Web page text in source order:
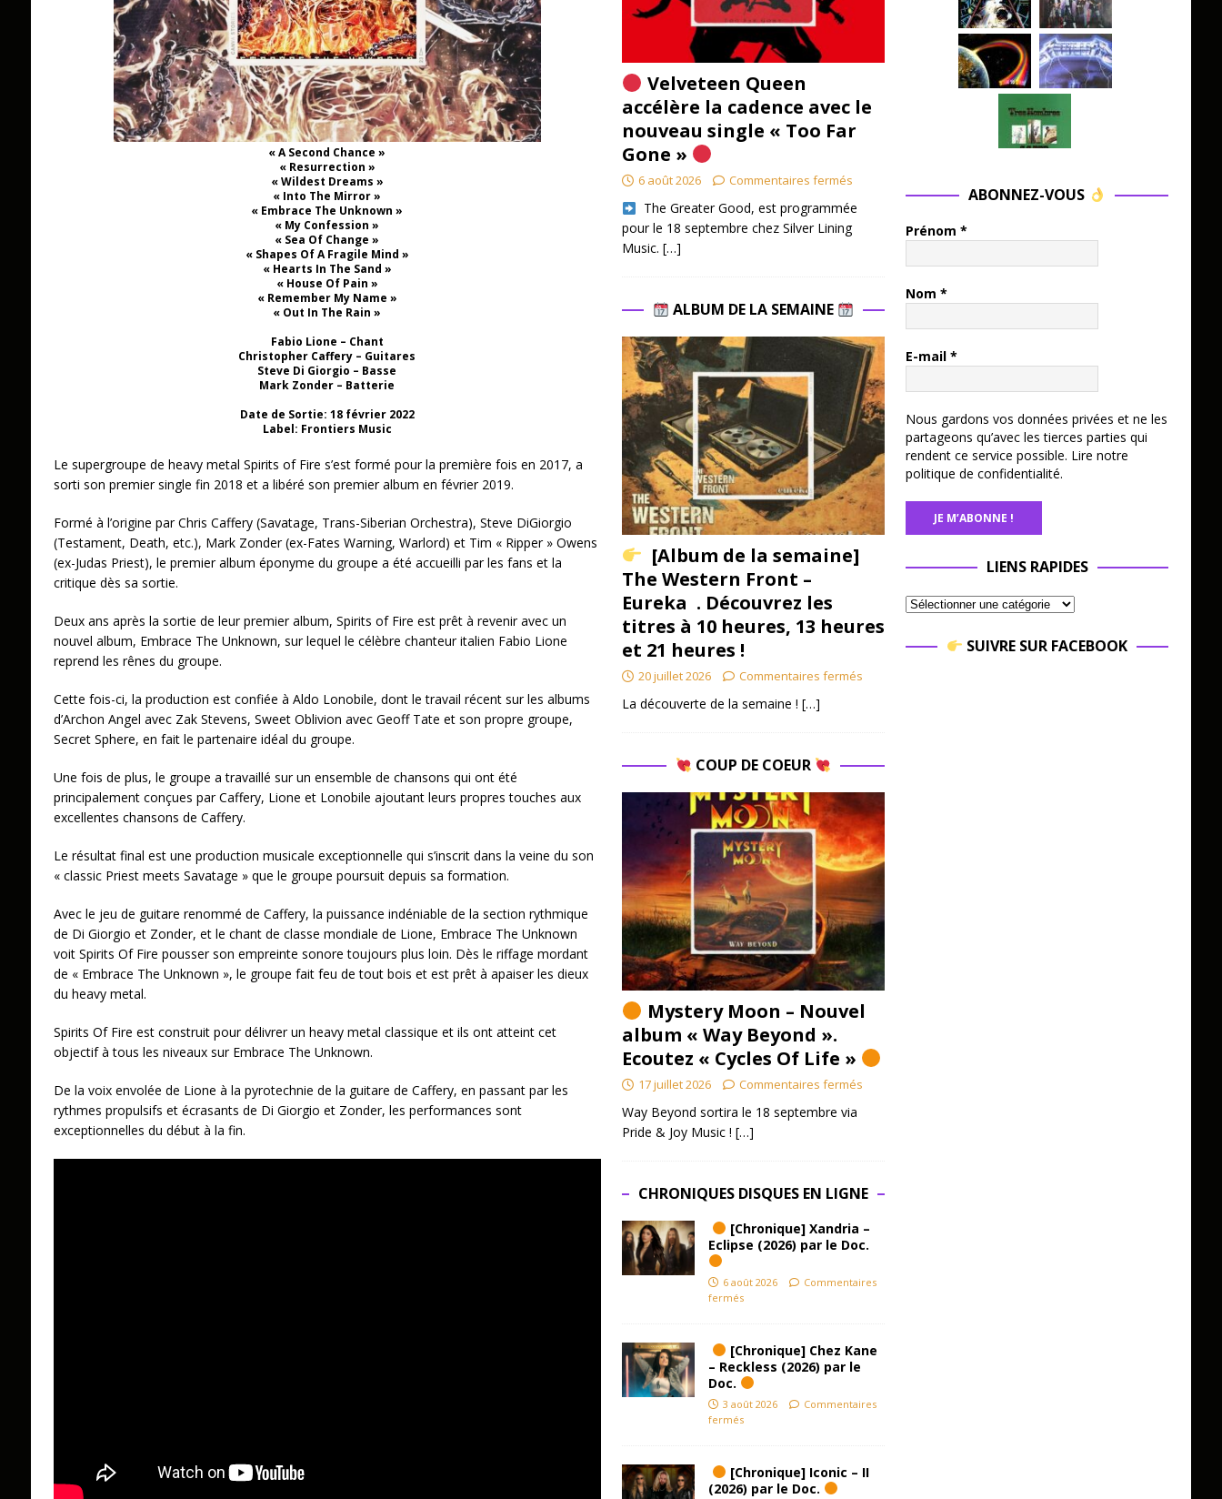
« A Second Chance »
« Resurrection »
« Wildest Dreams »
« Into The Mirror »
« Embrace The Unknown »
« My Confession »
« Sea Of Change »
« Shapes Of A Fragile Mind »
« Hearts In The Sand »
« House Of Pain »
« Remember My Name »
« Out In The Rain »
Fabio Lione – Chant
Christopher Caffery – Guitares
Steve Di Giorgio – Basse
Mark Zonder – Batterie
Date de Sortie: 18 février 2022
Label: Frontiers Music
Le supergroupe de heavy metal Spirits of Fire s’est formé pour la première fois en 2017, a
sorti son premier single fin 2018 et a libéré son premier album en février 2019.
Formé à l’origine par Chris Caffery (Savatage, Trans-Siberian Orchestra), Steve DiGiorgio
(Testament, Death, etc.), Mark Zonder (ex-Fates Warning, Warlord) et Tim « Ripper » Owens
(ex-Judas Priest), le premier album éponyme du groupe a été accueilli par les fans et la
critique dès sa sortie.
Deux ans après la sortie de leur premier album, Spirits of Fire est prêt à revenir avec un
nouvel album, Embrace The Unknown, sur lequel le célèbre chanteur italien Fabio Lione
reprend les rênes du groupe.
Cette fois-ci, la production est confiée à Aldo Lonobile, dont le travail récent sur les albums
d’Archon Angel avec Zak Stevens, Sweet Oblivion avec Geoff Tate et son propre groupe,
Secret Sphere, en fait le partenaire idéal du groupe.
Une fois de plus, le groupe a travaillé sur un ensemble de chansons qui ont été
principalement conçues par Caffery, Lione et Lonobile ajoutant leurs propres touches aux
excellentes chansons de Caffery.
Le résultat final est une production musicale exceptionnelle qui s’inscrit dans la veine du son
« classic Priest meets Savatage » que le groupe poursuit depuis sa formation.
Avec le jeu de guitare renommé de Caffery, la puissance indéniable de la section rythmique
de Di Giorgio et Zonder, et le chant de classe mondiale de Lione, Embrace The Unknown
voit Spirits Of Fire pousser son empreinte sonore toujours plus loin. Dès le riffage mordant
de « Embrace The Unknown », le groupe fait feu de tout bois et est prêt à apaiser les dieux
du heavy metal.
Spirits Of Fire est construit pour délivrer un heavy metal classique et ils ont atteint cet
objectif à tous les niveaux sur Embrace The Unknown.
De la voix envolée de Lione à la pyrotechnie de la guitare de Caffery, en passant par les
rythmes propulsifs et écrasants de Di Giorgio et Zonder, les performances sont
exceptionnelles du début à la fin.
Velveteen Queen
accélère la cadence avec le
nouveau single « Too Far
Gone »
6 août 2026 Commentaires fermés
​ The Greater Good, est programmée
pour le 18 septembre chez Silver Lining
Music. […]
ALBUM DE LA SEMAINE
[Album de la semaine]
The Western Front –
Eureka . Découvrez les
titres à 10 heures, 13 heures
et 21 heures !
20 juillet 2026 Commentaires fermés
La découverte de la semaine ! […]
COUP DE COEUR
Mystery Moon – Nouvel
album « Way Beyond ».
Ecoutez « Cycles Of Life »
17 juillet 2026 Commentaires fermés
Way Beyond sortira le 18 septembre via
Pride & Joy Music ! […]
CHRONIQUES DISQUES EN LIGNE
[Chronique] Xandria –
Eclipse (2026) par le Doc.
6 août 2026
Commentaires
fermés
[Chronique] Chez Kane
– Reckless (2026) par le
Doc.
3 août 2026
Commentaires
fermés
[Chronique] Iconic – II
(2026) par le Doc.
ABONNEZ-VOUS
Prénom *
Nom *
E-mail *
Nous gardons vos données privées et ne les
partageons qu’avec les tierces parties qui
rendent ce service possible. Lire notre
politique de confidentialité.
LIENS RAPIDES
SUIVRE SUR FACEBOOK